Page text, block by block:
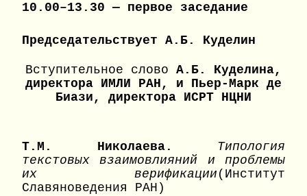
10.00–13.30 — первое заседание
Председательствует А.Б. Куделин
Вступительное слово А.Б. Куделина,
директора ИМЛИ РАН, и Пьер-Марк де
Биази, директора ИСРТ НЦНИ
Т.М. Николаева.
Типология
текстовых взаимовлияний и проблемы
их верификации (Институт
Славяноведения РАН)